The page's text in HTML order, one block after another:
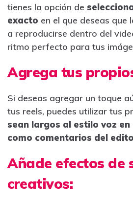
tienes la opción de
exacto en el que deseas que
a reproducirse dentro del
ritmo perfecto para tus
Agrega tus
Si deseas agregar un toque
tus reels, puedes utilizar tus
sean largos al estilo voz
como comentarios del
Añade efectos de
creativos: